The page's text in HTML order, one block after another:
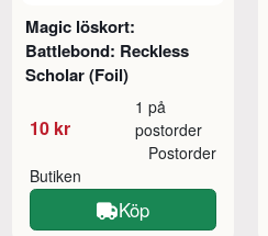
Magic löskort:
Battlebond: Reckless
Scholar (Foil)
10 kr
1 på
postorder
Butiken
Postorder
Köp